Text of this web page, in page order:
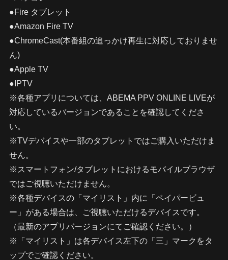
●Fire タブレット
●Amazon Fire TV
●ChromeCast(本番組の追っかけ再生に対応しておりませ
ん)
●Apple TV
●IPTV
※各種アプリについては、ABEMA PPV ONLINE LIVEが
対応しているバージョンであることを確認してくださ
い。
※TVデバイスや一部のタブレットではご購入いただけま
せん。
※スマートフォン/タブレットにおけるモバイルブラウザ
ではご視聴いただけません。
※各種デバイスの「マイリスト」内に「ペイパービュ
ー」がある場合は、ご視聴いただけるデバイスです。
（最新のアプリバージョンにてご確認ください。）
※「マイリスト」は各デバイス左下の「三」マークをタ
ップでご確認ください。